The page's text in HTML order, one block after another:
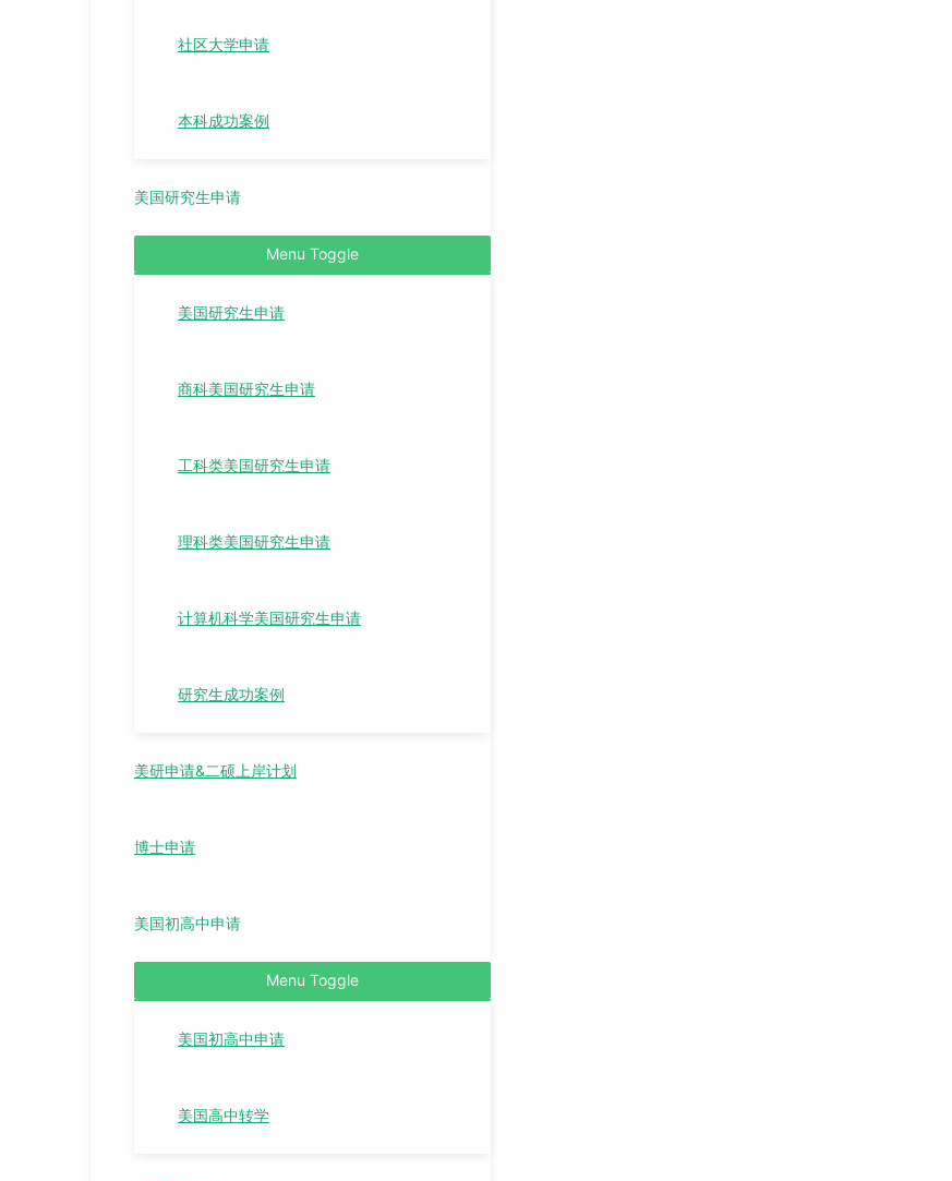
社区大学申请
本科成功案例
美国研究生申请
Menu Toggle
美国研究生申请
商科美国研究生申请
工科类美国研究生申请
理科类美国研究生申请
计算机科学美国研究生申请
研究生成功案例
美研申请&二硕上岸计划
博士申请
美国初高中申请
Menu Toggle
美国初高中申请
美国高中转学